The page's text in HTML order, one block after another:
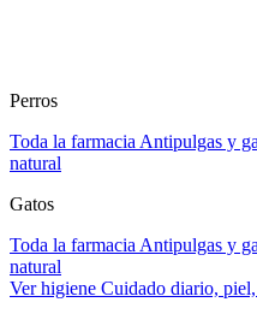
Perros
Toda la farmacia Antipulgas y
natural
Gatos
Toda la farmacia Antipulgas y
natural
Ver higiene Cuidado diario,